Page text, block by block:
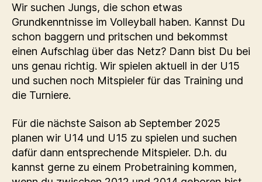
Wir suchen Jungs, die schon etwas
Grundkenntnisse im Volleyball haben. Kannst Du
schon baggern und pritschen und bekommst
einen Aufschlag über das Netz? Dann bist Du bei
uns genau richtig. Wir spielen aktuell in der U15
und suchen noch Mitspieler für das Training und
die Turniere.
Für die nächste Saison ab September 2025
planen wir U14 und U15 zu spielen und suchen
dafür dann entsprechende Mitspieler. D.h. du
kannst gerne zu einem Probetraining kommen,